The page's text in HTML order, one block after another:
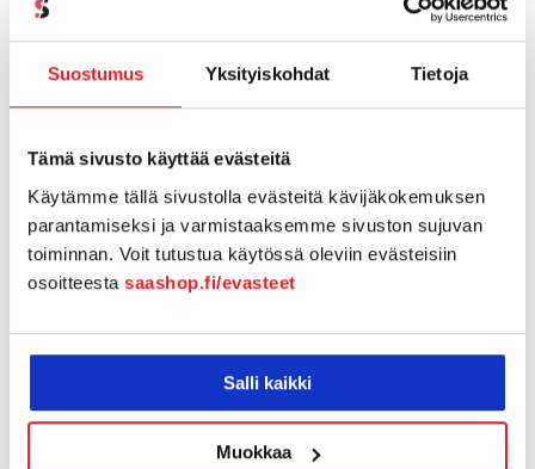
Suostumus Yksityiskohdat Tietoja
Tämä sivusto käyttää evästeitä
Käytämme tällä sivustolla evästeitä kävijäkokemuksen
parantamiseksi ja varmistaaksemme sivuston sujuvan
toiminnan. Voit tutustua käytössä oleviin evästeisiin
osoitteesta saashop.fi/evasteet
Salli kaikki
Muokkaa
verkkosovelluksilla (esimerkiksi
Word, Excel, PowerPoint ja
OTA KÄYTTÖÖN
Yhteensopivuus